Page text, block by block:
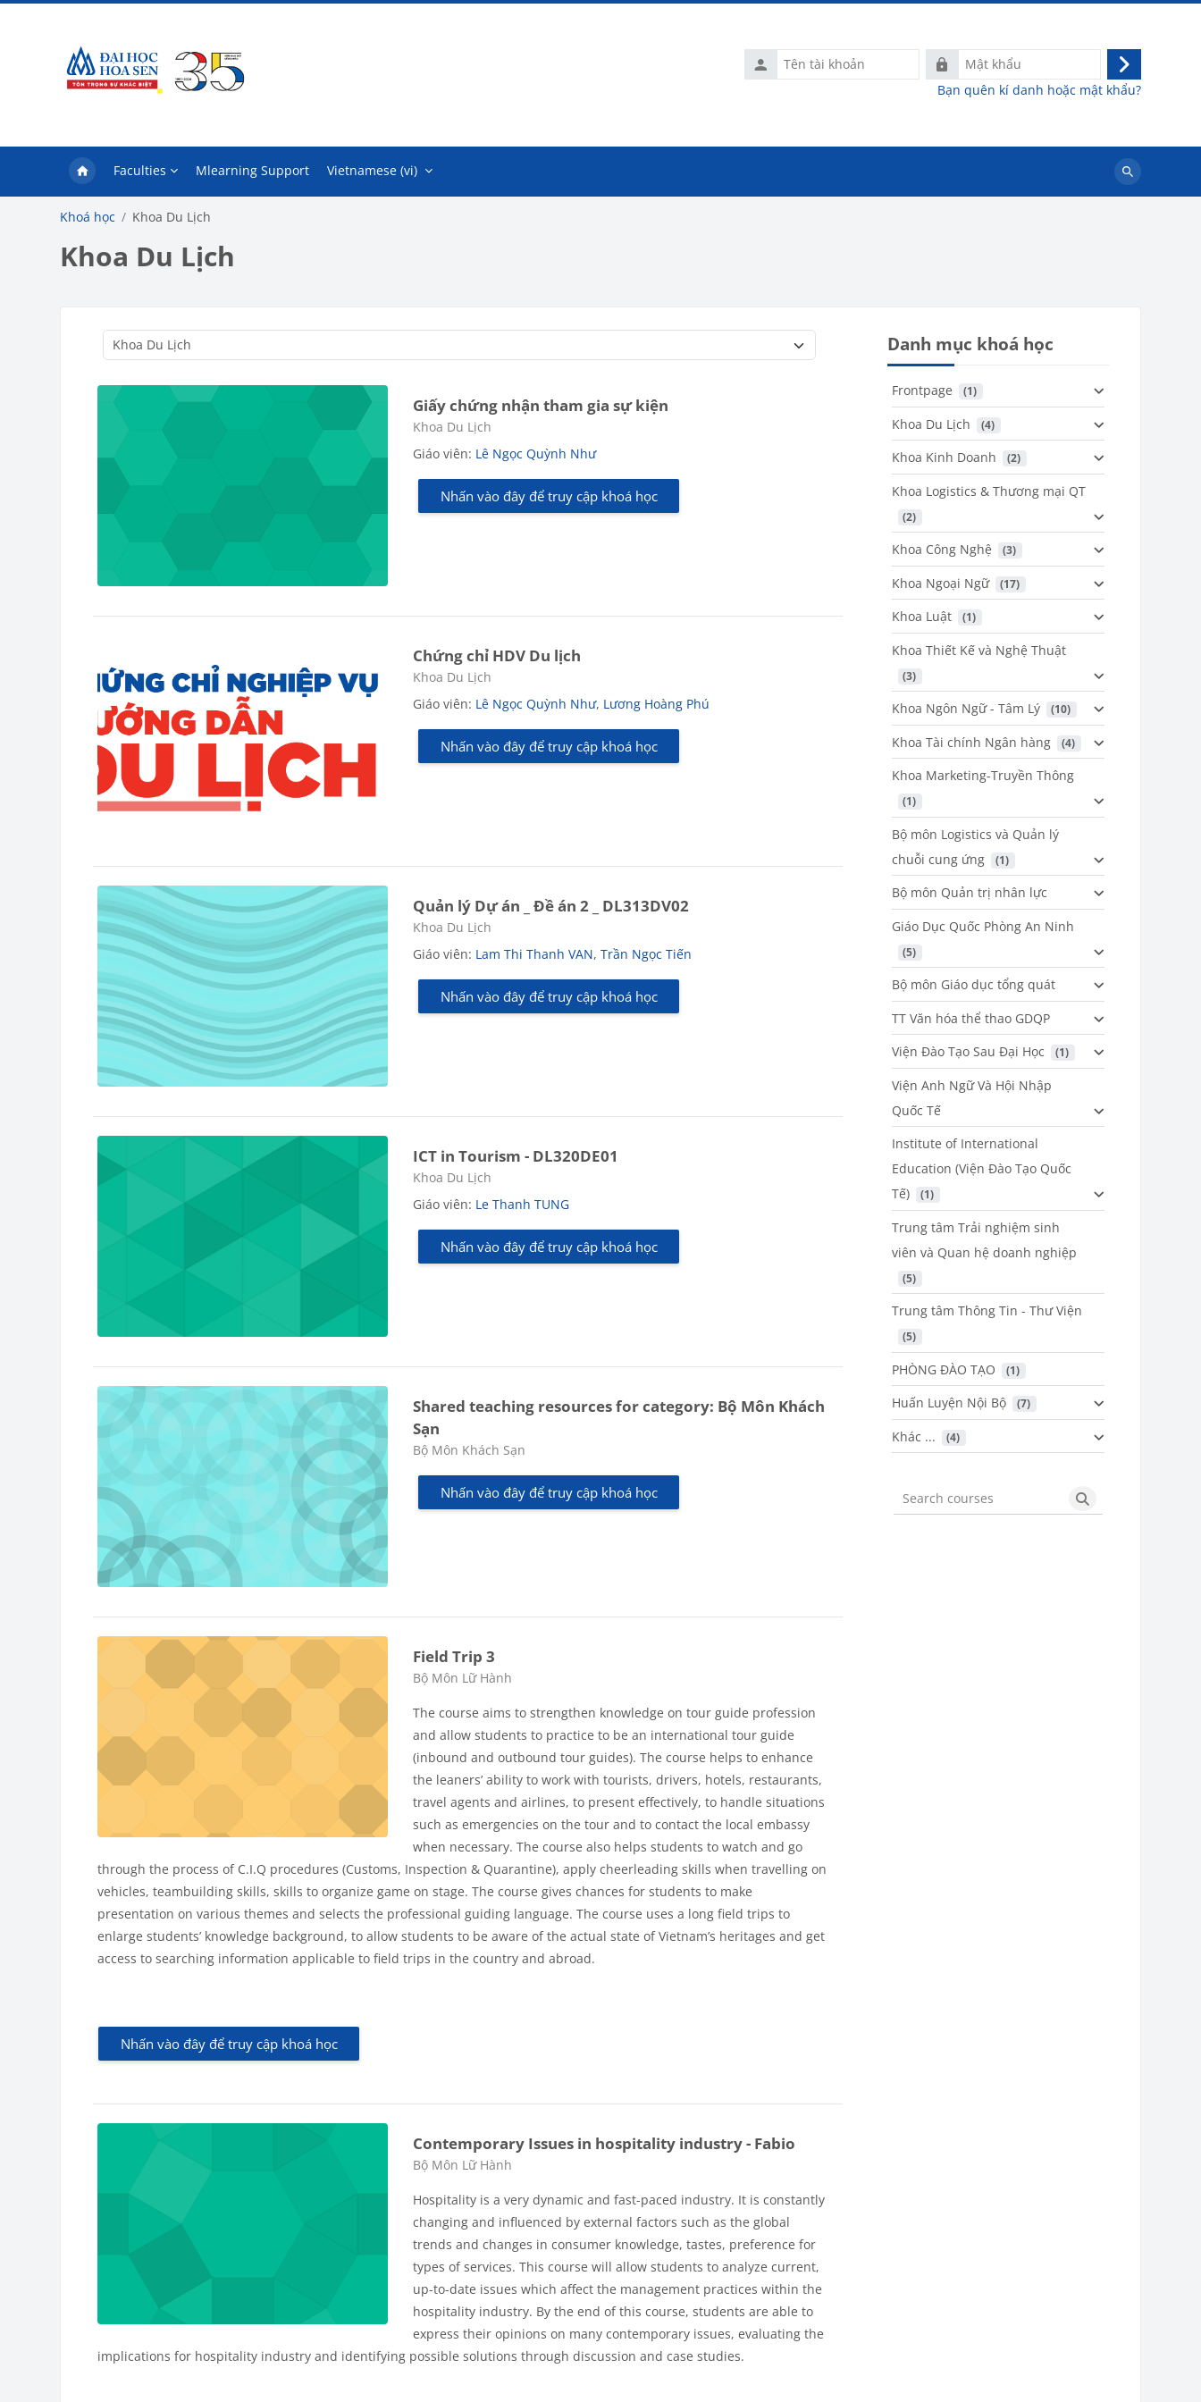
Tên
tài
Mật
khẩu
Đăng
nhập
Bạn quên kí danh hoặc mật khẩu?
Faculties Mlearning Support Vietnamese ‎(vi)‎
Tìm
Khoá học Khoa Du Lịch
Khoa Du Lịch
Giấy chứng nhận tham gia sự kiện
Các loại khóa học
Khoa Du Lịch
Giáo viên: Lê Ngọc Quỳnh Như
Nhấn vào đây để truy cập khoá học
Chứng chỉ HDV Du lịch
Các loại khóa học
Khoa Du Lịch
Giáo viên: Lê Ngọc Quỳnh Như, Lương Hoàng Phú
Nhấn vào đây để truy cập khoá học
Quản lý Dự án _ Đề án 2 _ DL313DV02
Các loại khóa học
Khoa Du Lịch
Giáo viên: Lam Thi Thanh VAN,Trần Ngọc Tiến
Nhấn vào đây để truy cập khoá học
ICT in Tourism - DL320DE01
Các loại khóa học
Khoa Du Lịch
Giáo viên: Le Thanh TUNG
Nhấn vào đây để truy cập khoá học
Shared teaching resources for category: Bộ Môn Khách
Sạn
Các loại khóa học
Bộ Môn Khách Sạn
Nhấn vào đây để truy cập khoá học
Field Trip 3
Các loại khóa học
Bộ Môn Lữ Hành
The course aims to strengthen knowledge on tour guide profession
and allow students to practice to be an international tour guide
(inbound and outbound tour guides). The course helps to enhance
the leaners’ ability to work with tourists, drivers, hotels, restaurants,
travel agents and airlines, to present effectively, to handle situations
such as emergencies on the tour and to contact the local embassy
when necessary. The course also helps students to watch and go
through the process of C.I.Q procedures (Customs, Inspection & Quarantine), apply cheerleading skills when travelling on
vehicles, teambuilding skills, skills to organize game on stage. The course gives chances for students to make
presentation on various themes and selects the professional guiding language. The course uses a long field trips to
enlarge students’ knowledge background, to allow students to be aware of the actual state of Vietnam’s heritages and get
access to searching information applicable to field trips in the country and abroad.
Nhấn vào đây để truy cập khoá học
Contemporary Issues in hospitality industry - Fabio
Các loại khóa học
Bộ Môn Lữ Hành
Hospitality is a very dynamic and fast-paced industry. It is constantly
changing and influenced by external factors such as the global
trends and changes in consumer knowledge, tastes, preference for
types of services. This course will allow students to analyze current,
up-to-date issues which affect the management practices within the
hospitality industry. By the end of this course, students are able to
express their opinions on many contemporary issues, evaluating the
implications for hospitality industry and identifying possible solutions through discussion and case studies.
Danh mục khoá học
Frontpage (1)
Khoa Du Lịch (4)
Khoa Kinh Doanh (2)
Khoa Logistics & Thương mại QT
(2)
Khoa Công Nghệ (3)
Khoa Ngoại Ngữ (17)
Khoa Luật (1)
Khoa Thiết Kế và Nghệ Thuật
(3)
Khoa Ngôn Ngữ - Tâm Lý (10)
Khoa Tài chính Ngân hàng (4)
Khoa Marketing-Truyền Thông
(1)
Bộ môn Logistics và Quản lý
chuỗi cung ứng
(1)
Bộ môn Quản trị nhân lực
Giáo Dục Quốc Phòng An Ninh
(5)
Bộ môn Giáo dục tổng quát
TT Văn hóa thể thao GDQP
Viện Đào Tạo Sau Đại Học
(1)
Viện Anh Ngữ Và Hội Nhập
Quốc Tế
Institute of International
Education (Viện Đào Tạo Quốc
Tế)
(1)
Trung tâm Trải nghiệm sinh
viên và Quan hệ doanh nghiệp
(5)
Trung tâm Thông Tin - Thư Viện
(5)
PHÒNG ĐÀO TẠO (1)
Huấn Luyện Nội Bộ (7)
Khác ... (4)
Search courses Search courses